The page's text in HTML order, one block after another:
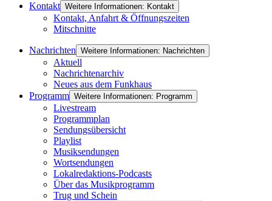
Kontakt Weitere Informationen: Kontakt
Kontakt, Anfahrt & Öffnungszeiten
Mitschnitte
Nachrichten Weitere Informationen: Nachrichten
Aktuell
Nachrichtenarchiv
Neues aus dem Funkhaus
Programm Weitere Informationen: Programm
Livestream
Programmplan
Sendungsübersicht
Playlist
Musiksendungen
Wortsendungen
Lokalredaktions-Podcasts
Über das Musikprogramm
Trug und Schein